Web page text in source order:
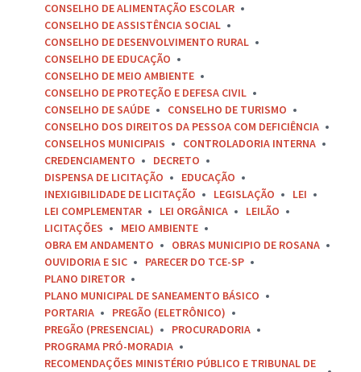
CONSELHO DE ALIMENTAÇÃO ESCOLAR
CONSELHO DE ASSISTÊNCIA SOCIAL
CONSELHO DE DESENVOLVIMENTO RURAL
CONSELHO DE EDUCAÇÃO
CONSELHO DE MEIO AMBIENTE
CONSELHO DE PROTEÇÃO E DEFESA CIVIL
CONSELHO DE SAÚDE
CONSELHO DE TURISMO
CONSELHO DOS DIREITOS DA PESSOA COM DEFICIÊNCIA
CONSELHOS MUNICIPAIS
CONTROLADORIA INTERNA
CREDENCIAMENTO
DECRETO
DISPENSA DE LICITAÇÃO
EDUCAÇÃO
INEXIGIBILIDADE DE LICITAÇÃO
LEGISLAÇÃO
LEI
LEI COMPLEMENTAR
LEI ORGÂNICA
LEILÃO
LICITAÇÕES
MEIO AMBIENTE
OBRA EM ANDAMENTO
OBRAS MUNICIPIO DE ROSANA
OUVIDORIA E SIC
PARECER DO TCE-SP
PLANO DIRETOR
PLANO MUNICIPAL DE SANEAMENTO BÁSICO
PORTARIA
PREGÃO (ELETRÔNICO)
PREGÃO (PRESENCIAL)
PROCURADORIA
PROGRAMA PRÓ-MORADIA
RECOMENDAÇÕES MINISTÉRIO PÚBLICO E TRIBUNAL DE